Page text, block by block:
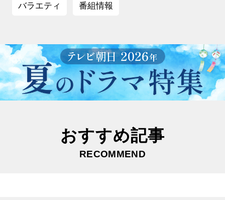
バラエティ 番組情報
おすすめ記事
RECOMMEND